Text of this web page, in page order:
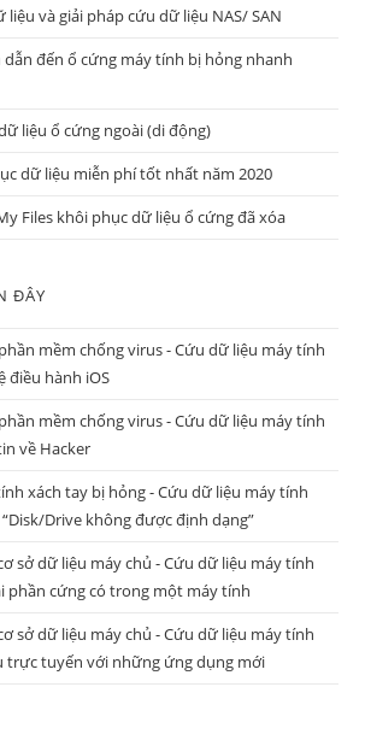
và giải pháp cứu dữ liệu NAS/ SAN
đến ổ cứng máy tính bị hỏng nhanh
liệu ổ cứng ngoài (di động)
dữ liệu miễn phí tốt nhất năm 2020
Files khôi phục dữ liệu ổ cứng đã xóa
ĐÂY
mềm chống virus - Cứu dữ liệu máy tính
điều hành iOS
mềm chống virus - Cứu dữ liệu máy tính
về Hacker
xách tay bị hỏng - Cứu dữ liệu máy tính
Drive không được định dạng”
sở dữ liệu máy chủ - Cứu dữ liệu máy tính
phần cứng có trong một máy tính
sở dữ liệu máy chủ - Cứu dữ liệu máy tính
trực tuyến với những ứng dụng mới